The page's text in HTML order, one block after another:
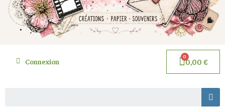
Connexion 0,00 €